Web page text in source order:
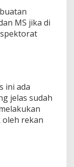
MS jika di
ini ada
jelas sudah
rekan